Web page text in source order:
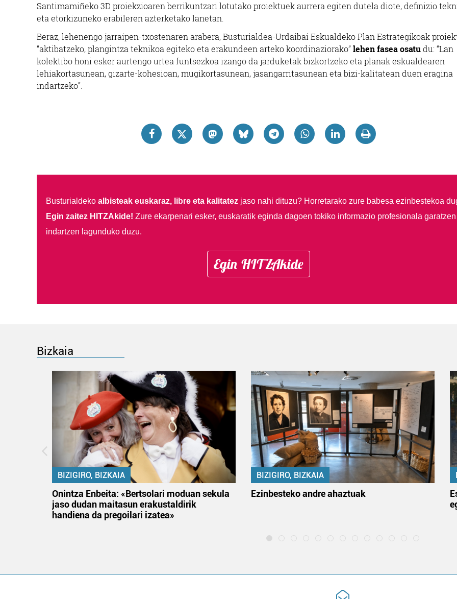
Santimamiñeko 3D proiekzioaren berrikuntzari lotutako proiektuek aurrera egiten dutela diote, definizio
eta etorkizuneko erabileren azterketako lanetan.
Beraz, lehenengo jarraipen-txostenaren arabera, Busturialdea-Urdaibai Eskualdeko Plan Estrategikoak
“aktibatzeko, plangintza teknikoa egiteko eta erakundeen arteko koordinaziorako”lehen fasea osatudu: “Lan
kolektibo honi esker aurtengo urtea funtsezkoa izango da jarduketak bizkortzeko eta planak eskualdearen
lehiakortasunean, gizarte-kohesioan, mugikortasunean, jasangarritasunean eta bizi-kalitatean duen eragina
indartzeko”.
Busturialdeko albisteak euskaraz, libre eta kalitatezjaso nahi dituzu? Horretarako zure babesa ezinbestekoa
Egin zaitez HITZAkide! Zure ekarpenari esker, euskaratik eginda dagoen tokiko informazio profesionala garatzen
indartzen lagunduko duzu.
Egin HITZAkide
Bizkaia
BIZIGIRO, BIZKAIA
Onintza Enbeita: «Bertsolari moduan sekula
jaso dudan maitasun erakustaldirik
handiena da pregoilari izatea»
BIZIGIRO, BIZKAIA
Ezinbesteko andre ahaztuak